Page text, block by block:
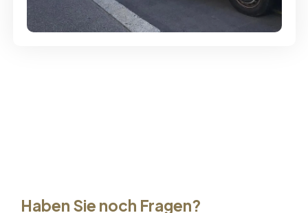
Service
Haben Sie noch Fragen?